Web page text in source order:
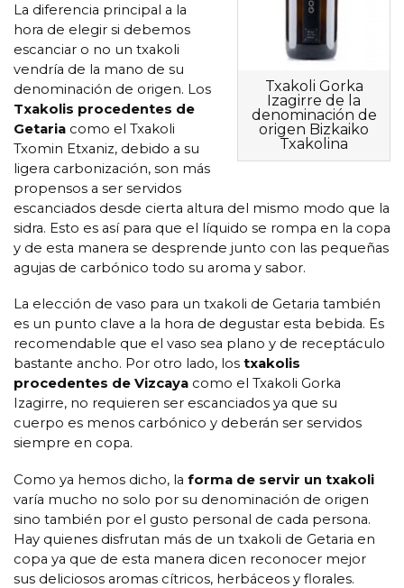
Txakoli Gorka
Izagirre de la
denominación de
origen Bizkaiko
Txakolina
La diferencia principal a la
hora de elegir si debemos
escanciar o no un txakoli
vendría de la mano de su
denominación de origen. Los
Txakolis procedentes de
Getaria como el Txakoli
Txomin Etxaniz, debido a su
ligera carbonización, son más
propensos a ser servidos
escanciados desde cierta altura del mismo modo que la
sidra. Esto es así para que el líquido se rompa en la copa
y de esta manera se desprende junto con las pequeñas
agujas de carbónico todo su aroma y sabor.
La elección de vaso para un txakoli de Getaria también
es un punto clave a la hora de degustar esta bebida. Es
recomendable que el vaso sea plano y de receptáculo
bastante ancho. Por otro lado, los txakolis
procedentes de Vizcaya como el Txakoli Gorka
Izagirre, no requieren ser escanciados ya que su
cuerpo es menos carbónico y deberán ser servidos
siempre en copa.
Como ya hemos dicho, la forma de servir un txakoli
varía mucho no solo por su denominación de origen
sino también por el gusto personal de cada persona.
Hay quienes disfrutan más de un txakoli de Getaria en
copa ya que de esta manera dicen reconocer mejor
sus deliciosos aromas cítricos, herbáceos y florales.